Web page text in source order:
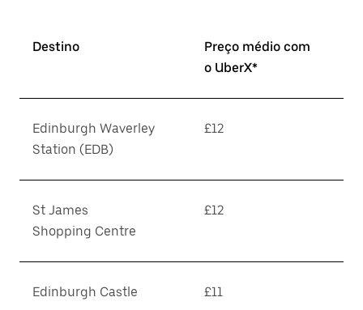
Destino
Preço médio com
o UberX*
Edinburgh Waverley
Station (EDB)
£12
St James
Shopping Centre
£12
Edinburgh Castle £11